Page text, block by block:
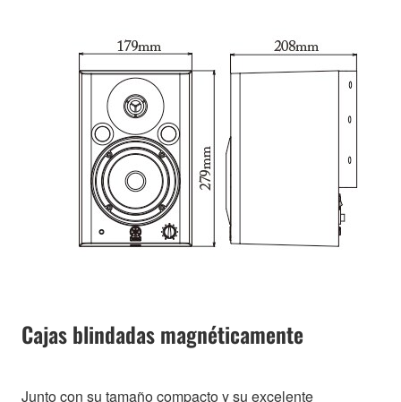
Cajas blindadas magnéticamente
Junto con su tamaño compacto y su excelente